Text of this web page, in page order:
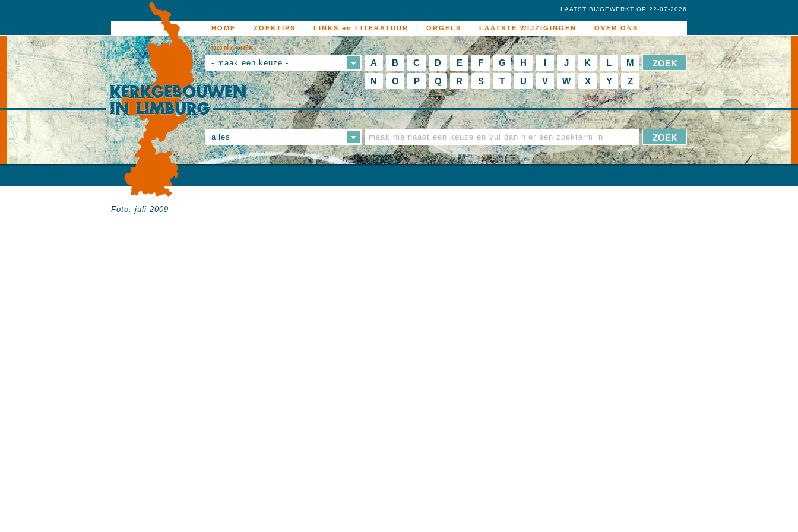
HOME ZOEKTIPS LINKS en LITERATUUR ORGELS LAATSTE WIJZIGINGEN OVER ONS
DONATIES
LAATST BIJGEWERKT OP 22-07-2026
- maak een keuze - A B C D E F G H I J K L
M
N
O P Q R S T U V W X Y Z
alles
Foto: juli 2009